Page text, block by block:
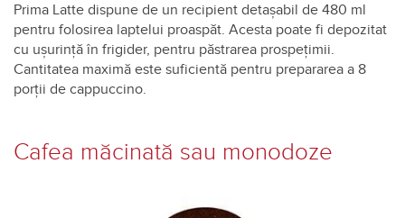
Prima Latte dispune de un recipient detașabil de 480 ml
pentru folosirea laptelui proaspăt. Acesta poate fi depozitat
cu uşurinţă în frigider, pentru păstrarea prospeţimii.
Cantitatea maximă este suficientă pentru prepararea a 8
porţii de cappuccino.
Cafea măcinată sau monodoze